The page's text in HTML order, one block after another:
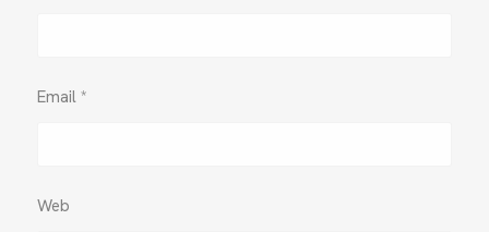
Email*
Web